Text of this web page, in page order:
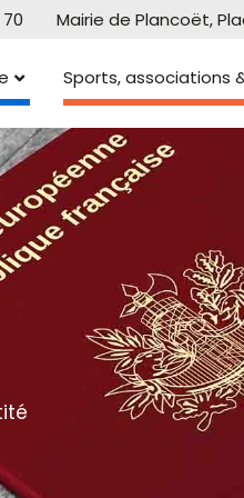
Mairie de Plancoët,
Sports, associations